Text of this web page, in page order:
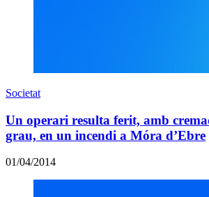
Societat
Un operari resulta ferit, amb
grau, en un incendi a Móra d’Ebre
01/04/2014